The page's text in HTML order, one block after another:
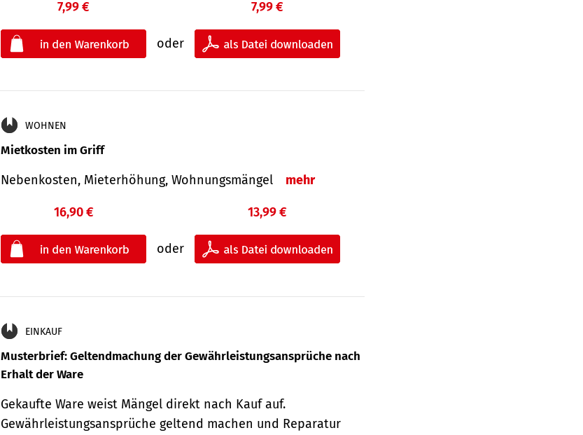
7,99 €
oder
7,99 €
WOHNEN
Mietkosten im Griff
Nebenkosten, Mieterhöhung, Wohnungsmängel mehr
16,90 €
oder
13,99 €
EINKAUF
Musterbrief: Geltendmachung der Gewährleistungsansprüche nach
Erhalt der Ware
Gekaufte Ware weist Mängel direkt nach Kauf auf.
Gewährleistungsansprüche geltend machen und Reparatur